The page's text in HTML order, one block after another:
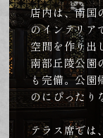
店内は、南国
のインテリア
空間を作り出
南部丘陵公園
も完備。公園
のにぴったり
テラス席では